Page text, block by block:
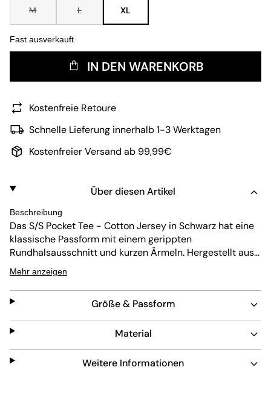
M L XL
Fast ausverkauft
IN DEN WARENKORB
Kostenfreie Retoure
Schnelle Lieferung innerhalb 1-3 Werktagen
Kostenfreier Versand ab 99,99€
Über diesen Artikel
Beschreibung
Das S/S Pocket Tee - Cotton Jersey in Schwarz hat eine
klassische Passform mit einem gerippten
Rundhalsausschnitt und kurzen Ärmeln. Hergestellt aus
robustem Baumwolljersey, ist es pflegeleicht und
langlebig. Das dezente Taschen-Detail sorgt für einen
stylischen Akzent und hält den Look clean und vielseitig
für den Alltag.
Mehr anzeigen
Größe & Passform
Material
Weitere Informationen